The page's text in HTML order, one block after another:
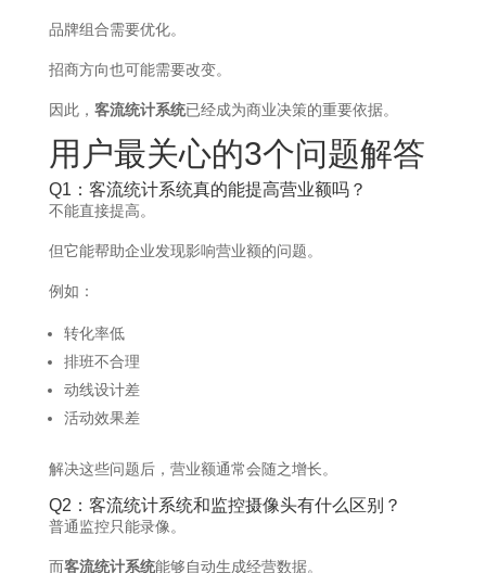
品牌组合需要优化。
招商方向也可能需要改变。
因此， 客流统计系统已经成为商业决策的重要依据。
用户最关心的3个问题解答
Q1：客流统计系统真的能提高营业额吗？
不能直接提高。
但它能帮助企业发现影响营业额的问题。
例如：
转化率低
排班不合理
动线设计差
活动效果差
解决这些问题后，营业额通常会随之增长。
Q2：客流统计系统和监控摄像头有什么区别？
普通监控只能录像。
而客流统计系统能够自动生成经营数据。